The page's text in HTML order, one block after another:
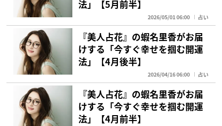
法」【5月前半】
2026/05/01 06:00 占い
『美人占花』の蝦名里香がお届
けする「今すぐ幸せを掴む開運
法」【4月後半】
2026/04/16 06:00 占い
『美人占花』の蝦名里香がお届
けする「今すぐ幸せを掴む開運
法」【4月前半】